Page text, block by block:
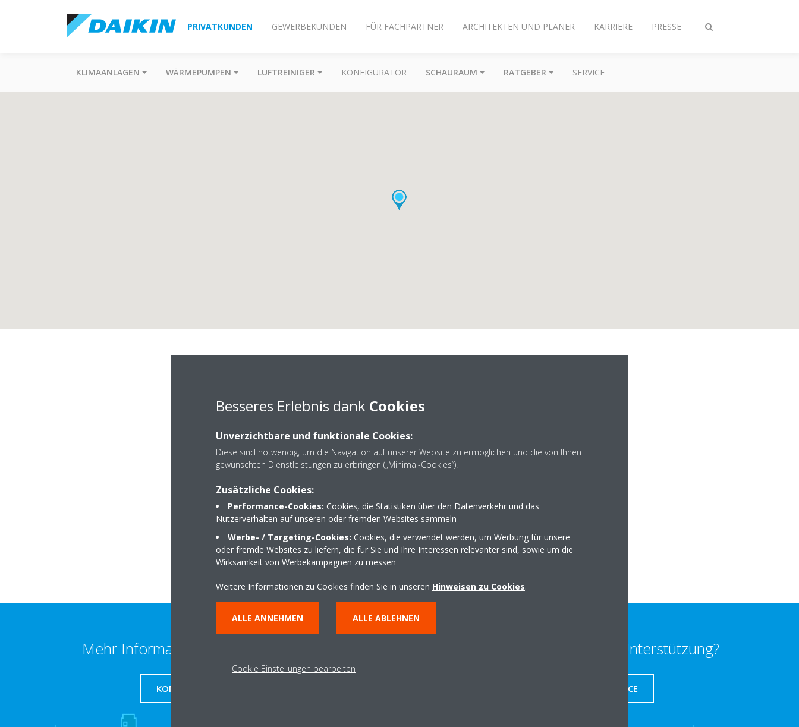
Suche
PRIVATKUNDEN GEWERBEKUNDEN FÜR FACHPARTNER ARCHITEKTEN UND PLANER KARRIERE PRESSE
KLIMAANLAGEN WÄRMEPUMPEN LUFTREINIGER KONFIGURATOR SCHAURAUM RATGEBER SERVICE
Oberlaaer Straße 331
1230 Wien
office@caverion.at
Wegbeschreibung erhalten
Mehr Informationen erhalten
KONTAKT
Benötigen Sie Unterstützung?
SERVICE
Besseres Erlebnis dank Cookies
Unverzichtbare und funktionale Cookies:
Diese sind notwendig, um die Navigation auf unserer Website zu ermöglichen und die von Ihnen
gewünschten Dienstleistungen zu erbringen („Minimal-Cookies“).
Zusätzliche Cookies:
Performance-Cookies: Cookies, die Statistiken über den Datenverkehr und das
Nutzerverhalten auf unseren oder fremden Websites sammeln
Werbe- / Targeting-Cookies: Cookies, die verwendet werden, um Werbung für unsere
oder fremde Websites zu liefern, die für Sie und Ihre Interessen relevanter sind, sowie um die
Wirksamkeit von Werbekampagnen zu messen
Weitere Informationen zu Cookies finden Sie in unseren Hinweisen zu Cookies.
ALLE ANNEHMEN ALLE ABLEHNEN
Cookie Einstellungen bearbeiten